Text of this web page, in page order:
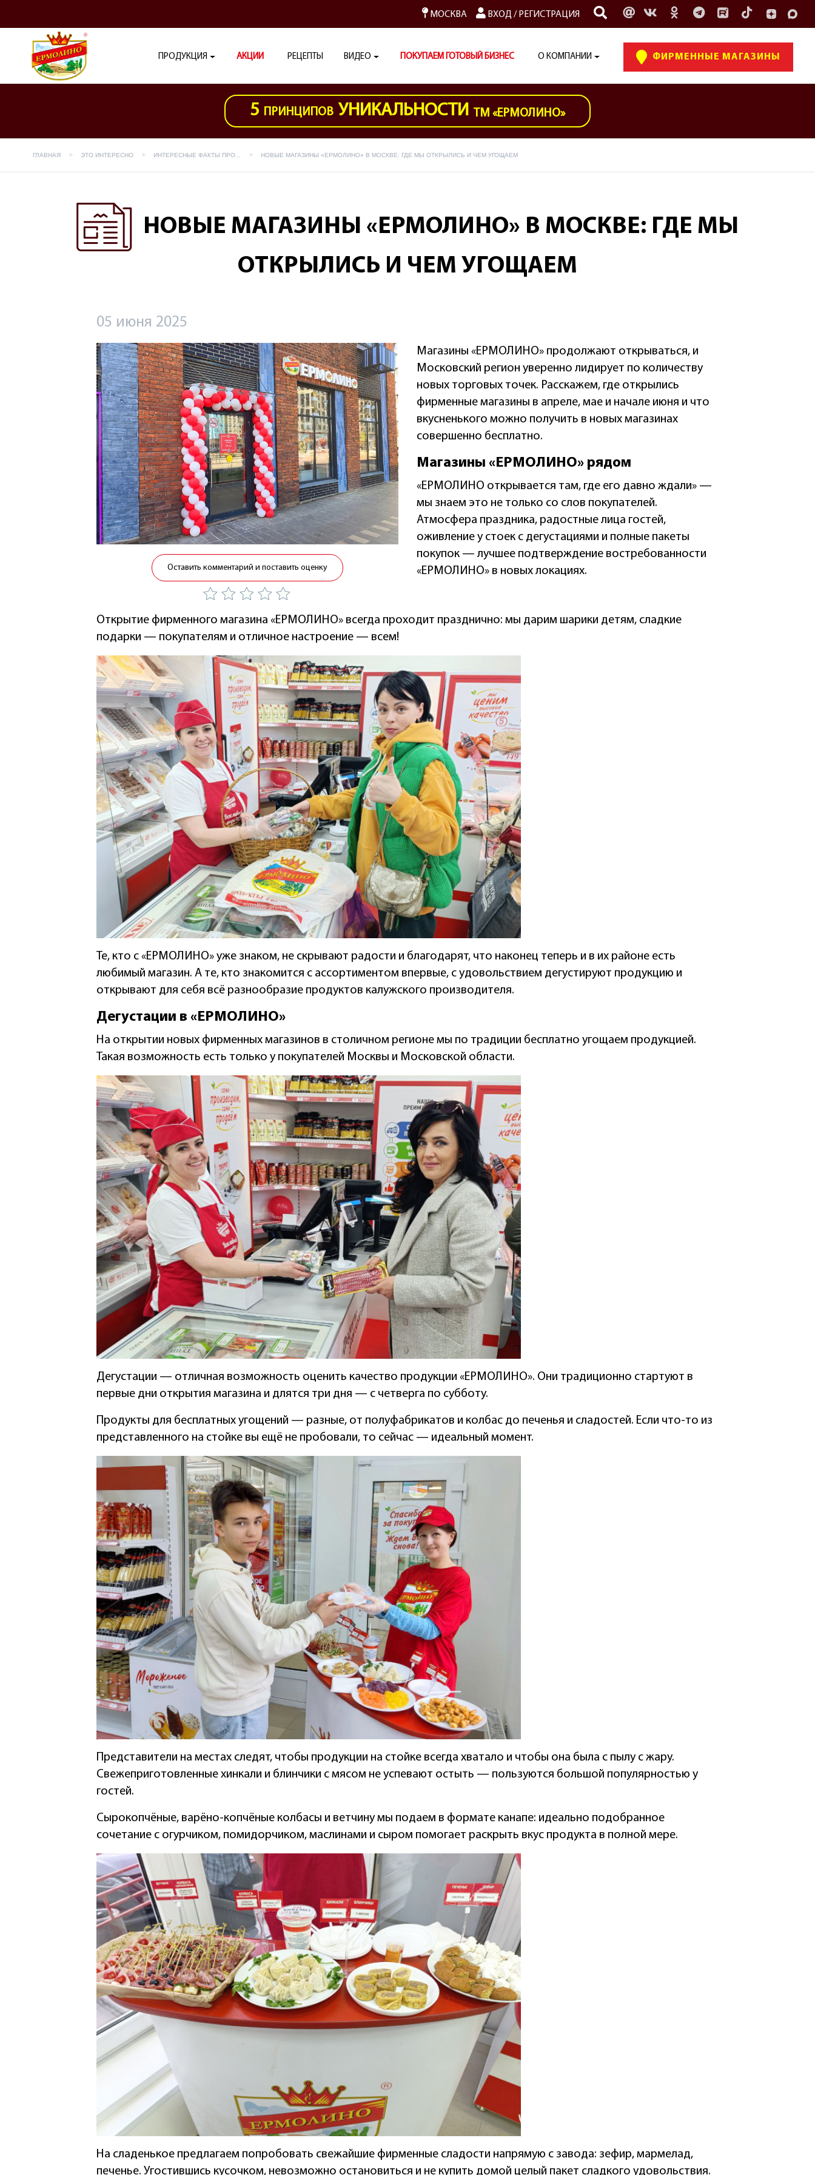
МОСКВА ВХОД/ РЕГИСТРАЦИЯ
ПРОДУКЦИЯ АКЦИИ РЕЦЕПТЫ ВИДЕО ПОКУПАЕМ ГОТОВЫЙ БИЗНЕС О КОМПАНИИ ФИРМЕННЫЕ МАГАЗИНЫ
5 ПРИНЦИПОВ УНИКАЛЬНОСТИ ТМ «ЕРМОЛИНО»
ГЛАВНАЯ ЭТО ИНТЕРЕСНО ИНТЕРЕСНЫЕ ФАКТЫ ПРО... НОВЫЕ МАГАЗИНЫ «ЕРМОЛИНО» В МОСКВЕ: ГДЕ МЫ ОТКРЫЛИСЬ И ЧЕМ УГОЩАЕМ
НОВЫЕ МАГАЗИНЫ «ЕРМОЛИНО» В МОСКВЕ: ГДЕ МЫ
ОТКРЫЛИСЬ И ЧЕМ УГОЩАЕМ
05 июня 2025
Оставить комментарий и поставить оценку
Магазины «ЕРМОЛИНО» продолжают открываться, и
Московский регион уверенно лидирует по количеству
новых торговых точек. Расскажем, где открылись
фирменные магазины в апреле, мае и начале июня и что
вкусненького можно получить в новых магазинах
совершенно бесплатно.
Магазины «ЕРМОЛИНО» рядом
«ЕРМОЛИНО открывается там, где его давно ждали» —
мы знаем это не только со слов покупателей.
Атмосфера праздника, радостные лица гостей,
оживление у стоек с дегустациями и полные пакеты
покупок — лучшее подтверждение востребованности
«ЕРМОЛИНО» в новых локациях.
Открытие фирменного магазина «ЕРМОЛИНО» всегда проходит празднично: мы дарим шарики детям, сладкие
подарки — покупателям и отличное настроение — всем!
Те, кто с «ЕРМОЛИНО» уже знаком, не скрывают радости и благодарят, что наконец теперь и в их районе есть
любимый магазин. А те, кто знакомится с ассортиментом впервые, с удовольствием дегустируют продукцию и
открывают для себя всё разнообразие продуктов калужского производителя.
Дегустации в «ЕРМОЛИНО»
На открытии новых фирменных магазинов в столичном регионе мы по традиции бесплатно угощаем продукцией.
Такая возможность есть только у покупателей Москвы и Московской области.
Дегустации — отличная возможность оценить качество продукции «ЕРМОЛИНО». Они традиционно стартуют в
первые дни открытия магазина и длятся три дня — с четверга по субботу.
Продукты для бесплатных угощений — разные, от полуфабрикатов и колбас до печенья и сладостей. Если что-то из
представленного на стойке вы ещё не пробовали, то сейчас — идеальный момент.
Представители на местах следят, чтобы продукции на стойке всегда хватало и чтобы она была с пылу с жару.
Свежеприготовленные хинкали и блинчики с мясом не успевают остыть — пользуются большой популярностью у
гостей.
Сырокопчёные, варёно-копчёные колбасы и ветчину мы подаем в формате канапе: идеально подобранное
сочетание с огурчиком, помидорчиком, маслинами и сыром помогает раскрыть вкус продукта в полной мере.
На сладенькое предлагаем попробовать свежайшие фирменные сладости напрямую с завода: зефир, мармелад,
печенье. Угостившись кусочком, невозможно остановиться и не купить домой целый пакет сладкого удовольствия.